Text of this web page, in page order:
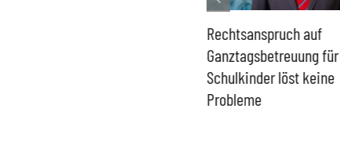
Rechtsanspruch auf
Ganztagsbetreuung für
Schulkinder löst keine
Probleme